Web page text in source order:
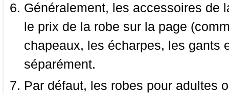
Généralement, les accessoires de
le prix de la robe sur la page
chapeaux, les écharpes, les gants
séparément.
Par défaut, les robes pour adultes